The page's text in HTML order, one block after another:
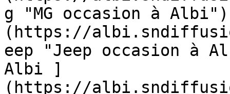
g "MG occasion à
(https://
eep "Jeep occasion à
Albi ]
(https://